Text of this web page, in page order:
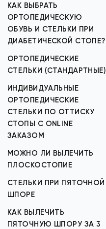
КАК ВЫБРАТЬ
ОРТОПЕДИЧЕСКУЮ
ОБУВЬ И СТЕЛЬКИ ПРИ
ДИАБЕТИЧЕСКОЙ СТОПЕ?
ОРТОПЕДИЧЕСКИЕ
СТЕЛЬКИ (СТАНДАРТНЫЕ)
ИНДИВИДУАЛЬНЫЕ
ОРТОПЕДИЧЕСКИЕ
СТЕЛЬКИ ПО ОТТИСКУ
СТОПЫ С ONLINE
ЗАКАЗОМ
МОЖНО ЛИ ВЫЛЕЧИТЬ
ПЛОСКОСТОПИЕ
СТЕЛЬКИ ПРИ ПЯТОЧНОЙ
ШПОРЕ
КАК ВЫЛЕЧИТЬ
ПЯТОЧНУЮ ШПОРУ ЗА 3